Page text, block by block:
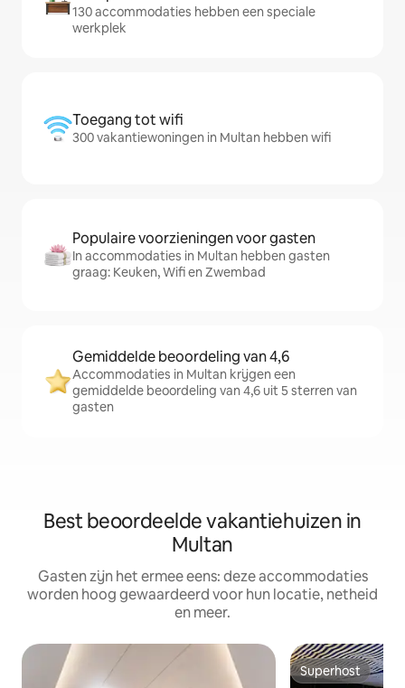
130 accommodaties hebben een speciale
werkplek
Toegang tot wifi
300 vakantiewoningen in Multan hebben wifi
Populaire voorzieningen voor gasten
In accommodaties in Multan hebben gasten
graag: Keuken, Wifi en Zwembad
Gemiddelde beoordeling van 4,6
Accommodaties in Multan krijgen een
gemiddelde beoordeling van 4,6 uit 5 sterren van
gasten
Best beoordeelde vakantiehuizen in
Multan
Gasten zijn het ermee eens: deze accommodaties
worden hoog gewaardeerd voor hun locatie, netheid
en meer.
Superhost
Superhost